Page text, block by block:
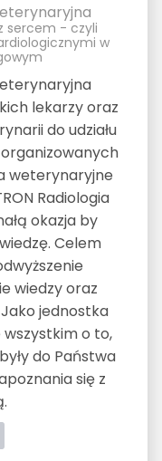
sercem - czyli
w
lekarzy oraz
do udziału
weterynaryjne
Radiologia
okazja by
Celem
wiedzy oraz
jednostka
o to,
do Państwa
się z